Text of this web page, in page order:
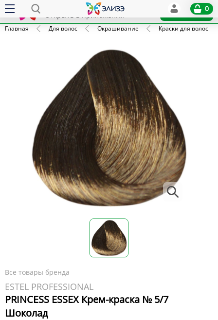
x
Открыть в приложении
Установить
0
Главная Для волос Окрашивание Краски для волос
Все товары бренда
ESTEL PROFESSIONAL
PRINCESS ESSEX Крем-краска № 5/7
Шоколад